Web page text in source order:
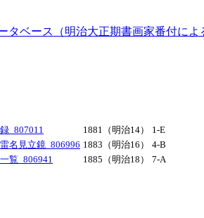
タベース（明治大正期書画家番付によ
_807011 1881（明治14）
1-E
名見立鏡_806996 1883（明治16）
4-B
覧_806941 1885（明治18） 7-A